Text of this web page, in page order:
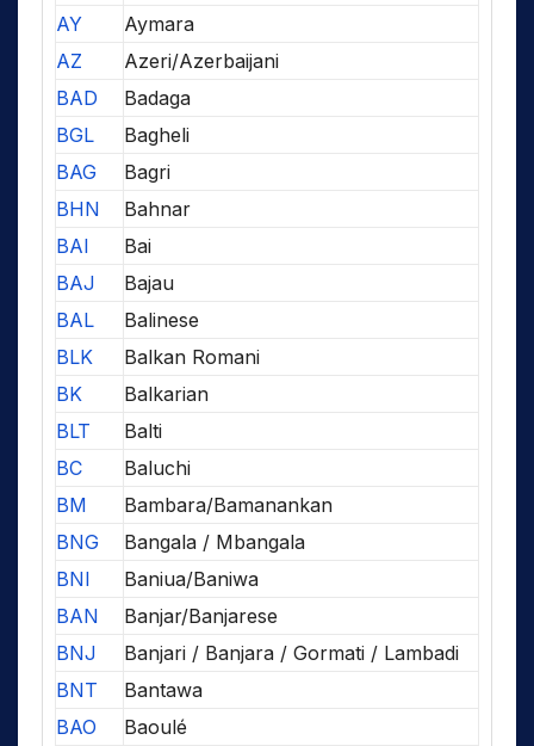
AY
Aymara
AZ
Azeri/Azerbaijani
BAD
Badaga
BGL
Bagheli
BAG
Bagri
BHN
Bahnar
BAI
Bai
BAJ
Bajau
BAL
Balinese
BLK
Balkan Romani
BK
Balkarian
BLT
Balti
BC
Baluchi
BM
Bambara/Bamanankan
BNG
Bangala / Mbangala
BNI
Baniua/Baniwa
BAN
Banjar/Banjarese
BNJ
Banjari / Banjara / Gormati / Lambadi
BNT
Bantawa
BAO
Baoulé